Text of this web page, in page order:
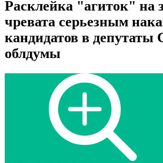
Расклейка "агиток" на
чревата серьезным
кандидатов в депутаты
облдумы